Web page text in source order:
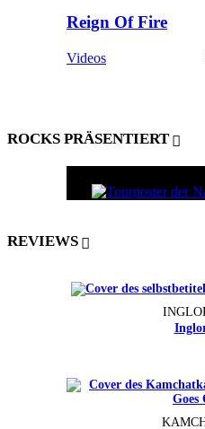
Reign Of Fire
Videos
ROCKS PRÄSENTIERT
REVIEWS